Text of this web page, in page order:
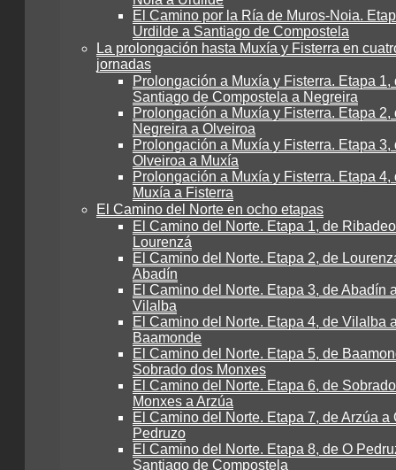
El Camino por la Ría de Muros-Noia.
Urdilde a Santiago de Compostela
La prolongación hasta Muxía y Fisterra en
jornadas
Prolongación a Muxía y Fisterra. Etapa 1,
Santiago de Compostela a Negreira
Prolongación a Muxía y Fisterra. Etapa 2,
Negreira a Olveiroa
Prolongación a Muxía y Fisterra. Etapa 3,
Olveiroa a Muxía
Prolongación a Muxía y Fisterra. Etapa 4,
Muxía a Fisterra
El Camino del Norte en ocho etapas
El Camino del Norte. Etapa 1, de
Lourenzá
El Camino del Norte. Etapa 2, de
Abadín
El Camino del Norte. Etapa 3, de Abadín
Vilalba
El Camino del Norte. Etapa 4, de Vilalba
Baamonde
El Camino del Norte. Etapa 5, de
Sobrado dos Monxes
El Camino del Norte. Etapa 6, de
Monxes a Arzúa
El Camino del Norte. Etapa 7, de Arzúa a
Pedruzo
El Camino del Norte. Etapa 8, de O
Santiago de Compostela